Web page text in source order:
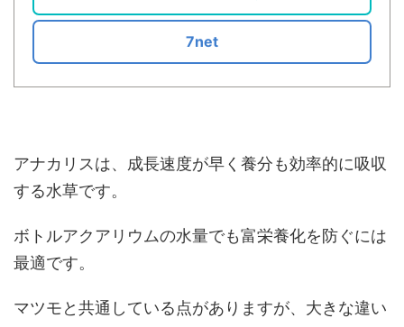
7net
アナカリスは、成長速度が早く養分も効率的に吸収
する水草です。
ボトルアクアリウムの水量でも富栄養化を防ぐには
最適です。
マツモと共通している点がありますが、大きな違い